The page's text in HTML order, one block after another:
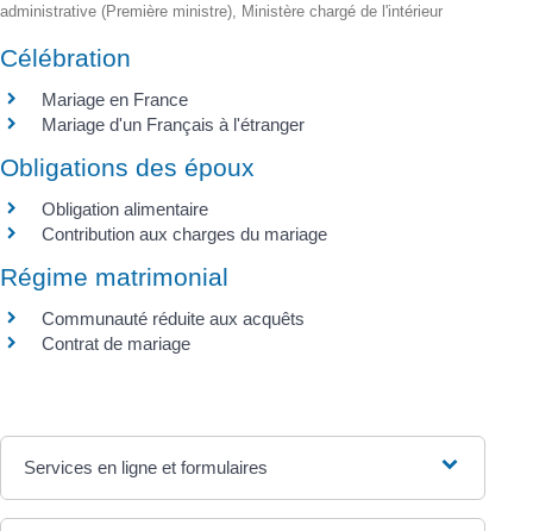
administrative (Première ministre), Ministère chargé de l'intérieur
Célébration
Mariage en France
Mariage d'un Français à l'étranger
Obligations des époux
Obligation alimentaire
Contribution aux charges du mariage
Régime matrimonial
Communauté réduite aux acquêts
Contrat de mariage
Services en ligne et formulaires